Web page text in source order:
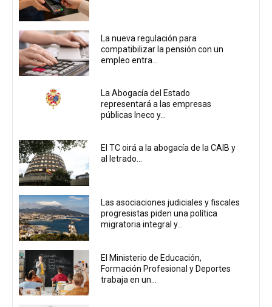
La nueva regulación para
compatibilizar la pensión con un
empleo entra...
La Abogacía del Estado
representará a las empresas
públicas Ineco y...
El TC oirá a la abogacía de la CAIB y
al letrado...
Las asociaciones judiciales y fiscales
progresistas piden una política
migratoria integral y...
El Ministerio de Educación,
Formación Profesional y Deportes
trabaja en un...